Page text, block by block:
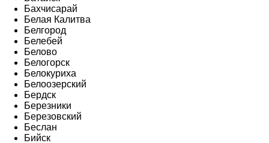
Бахчисарай
Белая Калитва
Белгород
Белебей
Белово
Белогорск
Белокуриха
Белоозерский
Бердск
Березники
Березовский
Беслан
Бийск